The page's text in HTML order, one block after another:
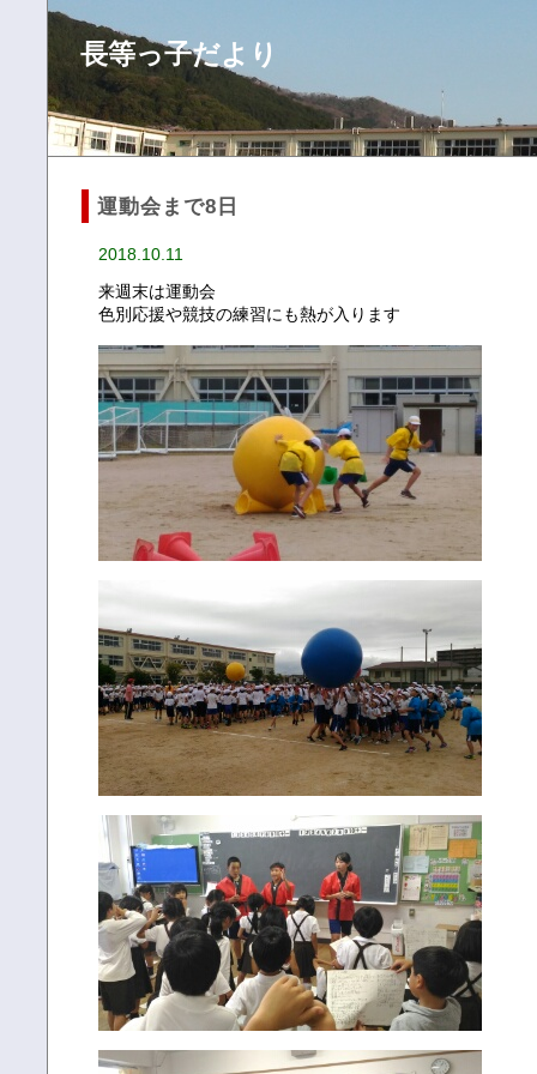
長等っ子だより
運動会まで8日
2018.10.11
来週末は運動会
色別応援や競技の練習にも熱が入ります